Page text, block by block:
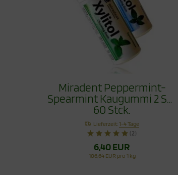
Miradent Peppermint-
Spearmint Kaugummi 2 Set
60 Stck.
Lieferzeit:1-4 Tage
(2)
6,40 EUR
106,64 EUR pro 1 kg